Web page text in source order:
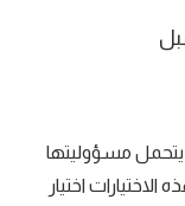
يتحمل مسؤوليتها
اختيار